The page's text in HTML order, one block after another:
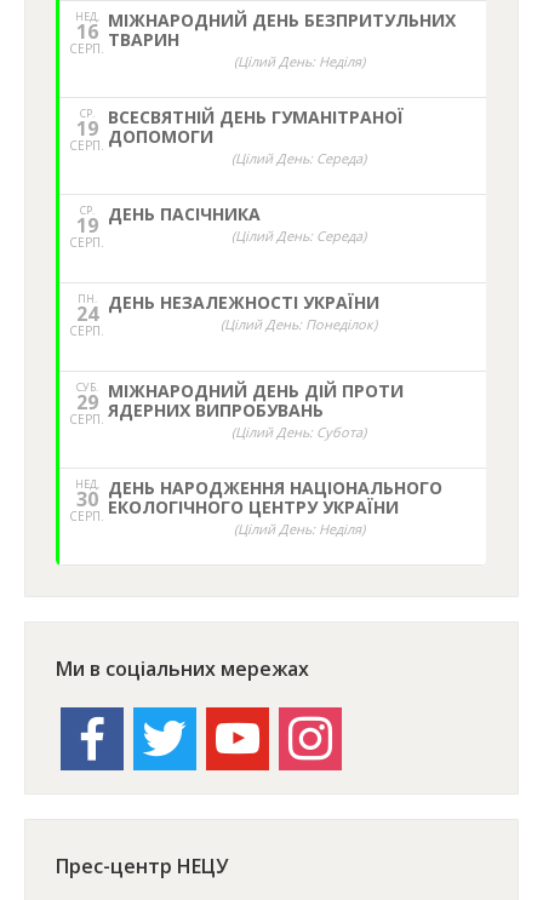
НЕД,
16
СЕРП.
МІЖНАРОДНИЙ ДЕНЬ БЕЗПРИТУЛЬНИХ
ТВАРИН
(Цілий День: Неділя)
СР.
19
СЕРП.
ВСЕСВЯТНІЙ ДЕНЬ ГУМАНІТРАНОЇ
ДОПОМОГИ
(Цілий День: Середа)
СР.
19
СЕРП.
ДЕНЬ ПАСІЧНИКА
(Цілий День: Середа)
ПН.
24
СЕРП.
ДЕНЬ НЕЗАЛЕЖНОСТІ УКРАЇНИ
(Цілий День: Понеділок)
СУБ.
29
СЕРП.
МІЖНАРОДНИЙ ДЕНЬ ДІЙ ПРОТИ
ЯДЕРНИХ ВИПРОБУВАНЬ
(Цілий День: Субота)
НЕД,
30
СЕРП.
ДЕНЬ НАРОДЖЕННЯ НАЦІОНАЛЬНОГО
ЕКОЛОГІЧНОГО ЦЕНТРУ УКРАЇНИ
(Цілий День: Неділя)
Ми в соціальних мережах
facebook twitter youtube instagram
Прес-центр НЕЦУ